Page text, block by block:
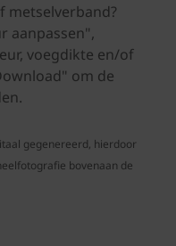
metselverband?
aanpassen",
voegdikte en/of
om de
gegenereerd, hierdoor
bovenaan de